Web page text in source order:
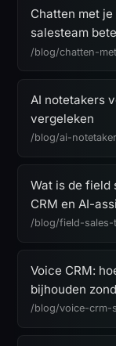
Chatten met
salesteam
/blog/chatten-
AI notetakers
vergeleken
/blog/ai-
Wat is de field
CRM en AI-
/blog/field-sales-
Voice CRM:
bijhouden
/blog/voice-crm-